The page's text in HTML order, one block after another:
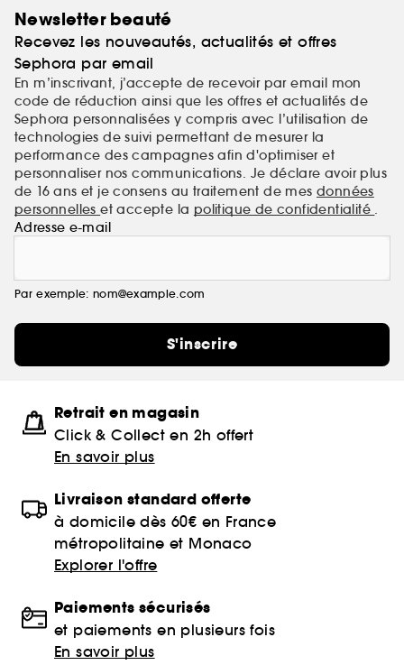
Newsletter beauté
Recevez les nouveautés, actualités et offres
Sephora par email
En m’inscrivant, j’accepte de recevoir par email mon
code de réduction ainsi que les offres et actualités de
Sephora personnalisées y compris avec l’utilisation de
technologies de suivi permettant de mesurer la
performance des campagnes afin d'optimiser et
personnaliser nos communications. Je déclare avoir plus
de 16 ans et je consens au traitement de mes données
personnelleset accepte la politique de confidentialité .
Adresse e-mail
Par exemple: nom@example.com
S'inscrire
Retrait en magasin
Click & Collect en 2h offert
En savoir plus
Livraison standard offerte
à domicile dès 60€ en France
métropolitaine et Monaco
Explorer l'offre
Paiements sécurisés
et paiements en plusieurs fois
En savoir plus